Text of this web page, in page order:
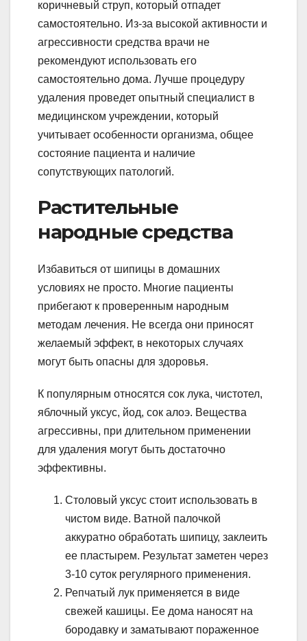
коричневый струп, который отпадет
самостоятельно. Из-за высокой активности и
агрессивности средства врачи не
рекомендуют использовать его
самостоятельно дома. Лучше процедуру
удаления проведет опытный специалист в
медицинском учреждении, который
учитывает особенности организма, общее
состояние пациента и наличие
сопутствующих патологий.
Растительные
народные средства
Избавиться от шипицы в домашних
условиях не просто. Многие пациенты
прибегают к проверенным народным
методам лечения. Не всегда они приносят
желаемый эффект, в некоторых случаях
могут быть опасны для здоровья.
К популярным относятся сок лука, чистотел,
яблочный уксус, йод, сок алоэ. Вещества
агрессивны, при длительном применении
для удаления могут быть достаточно
эффективны.
Столовый уксус стоит использовать в
чистом виде. Ватной палочкой
аккуратно обработать шипицу, заклеить
ее пластырем. Результат заметен через
3-10 суток регулярного применения.
Репчатый лук применяется в виде
свежей кашицы. Ее дома наносят на
бородавку и заматывают пораженное